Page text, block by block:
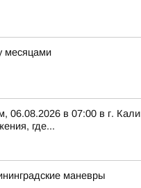
месяцами
в 07:00 в г.
где...
маневры